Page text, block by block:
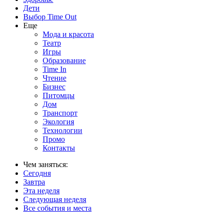
Дети
Выбор Time Out
Еще
Мода и красота
Театр
Игры
Образование
Time In
Чтение
Бизнес
Питомцы
Дом
Транспорт
Экология
Технологии
Промо
Контакты
Чем заняться:
Сегодня
Завтра
Эта неделя
Следующая неделя
Все события и места